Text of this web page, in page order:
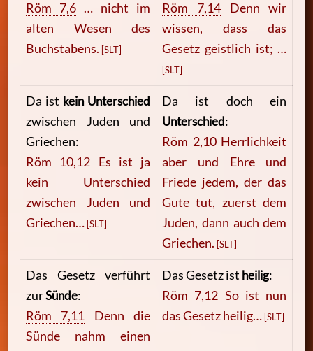
Röm 7,6 … nicht im
alten Wesen des
Buchstabens. [SLT]
Röm 7,14
Denn wir
wissen, dass das
Gesetz geistlich ist; …
[SLT]
Da ist kein Unterschied
zwischen Juden und
Griechen:
Röm 10,12 Es ist ja
kein Unterschied
zwischen Juden und
Griechen… [SLT]
Da ist doch ein
Unterschied:
Röm 2,10 Herrlichkeit
aber und Ehre und
Friede jedem, der das
Gute tut, zuerst dem
Juden, dann auch dem
Griechen. [SLT]
Das Gesetz verführt
zurSünde:
Röm 7,11
Denn die
Sünde nahm einen
Das Gesetz ist heilig:
Röm 7,12 So ist nun
das Gesetz heilig… [SLT]